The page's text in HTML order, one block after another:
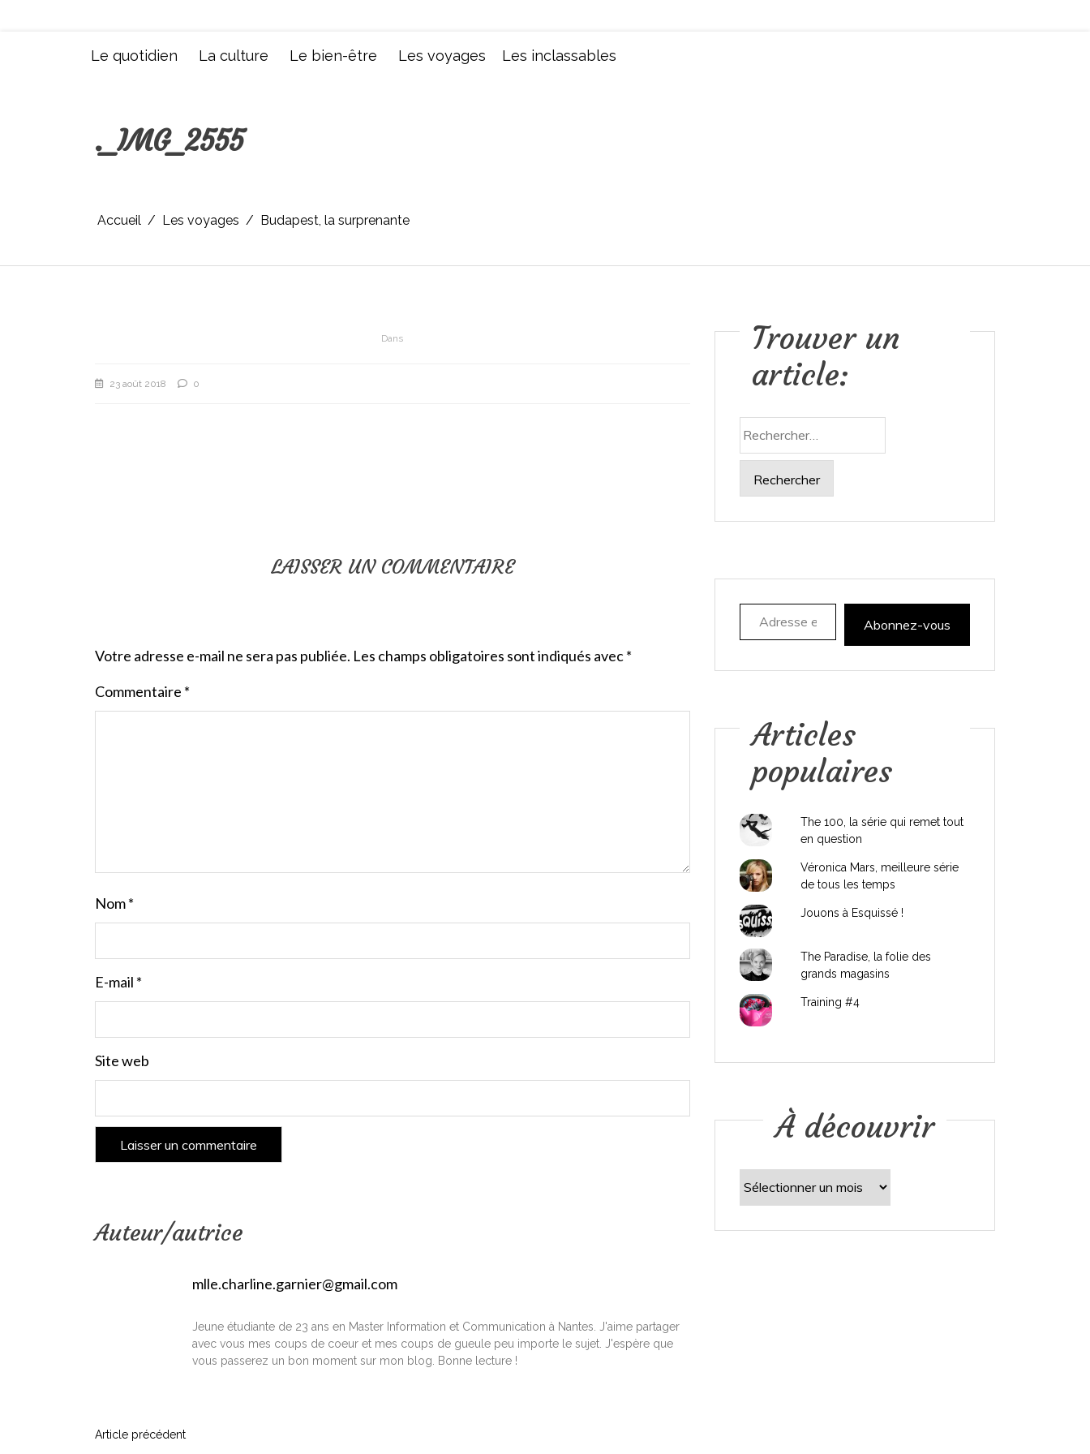
Le quotidien La culture Le bien-être Les voyages Les inclassables
._IMG_2555
Accueil Les voyages Budapest, la surprenante
Dans
23 août 2018 0
LAISSER UN COMMENTAIRE
Votre adresse e-mail ne sera pas publiée. Les champs obligatoires sont indiqués avec*
Commentaire *
Nom*
E-mail *
Site web
Auteur/autrice
mlle.charline.garnier@gmail.com
Jeune étudiante de 23 ans en Master Information et Communication à Nantes. J'aime partager
avec vous mes coups de coeur et mes coups de gueule peu importe le sujet. J'espère que
vous passerez un bon moment sur mon blog. Bonne lecture !
N
Article précédent
Trouver un
article:
Adresse e-mail
Abonnez-vous
Articles
populaires
The 100, la série qui remet tout
en question
Véronica Mars, meilleure série
de tous les temps
Jouons à Esquissé !
The Paradise, la folie des
grands magasins
Training #4
À découvrir
découvrir